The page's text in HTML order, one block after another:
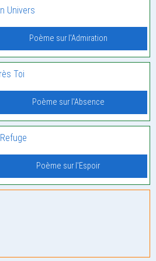
Univers
Poème sur l'Admiration
Toi
Poème sur l'Absence
Poème sur l'Espoir